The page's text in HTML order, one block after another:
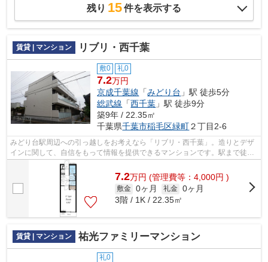
残り 15件を表示する
賃貸 | マンション リブリ・西千葉
敷0 礼0
7.2万円
京成千葉線 「みどり台 」駅 徒歩5分
総武線 「西千葉 」駅 徒歩9分
築9年 / 22.35㎡
千葉県千葉市稲毛区緑町２丁目2-6
みどり台駅周辺への引っ越しをお考えなら「リブリ・西千葉」。造りとデザ
インに関して、自信をもって情報を提供できるマンションです。駅まで徒歩
5分の位置に立地する、アクセス良好な...
7.2万円 (管理費等：4,000円 )
敷金 0ヶ月 礼金 0ヶ月
3階 / 1K / 22.35㎡
賃貸 | マンション 祐光ファミリーマンション
礼0